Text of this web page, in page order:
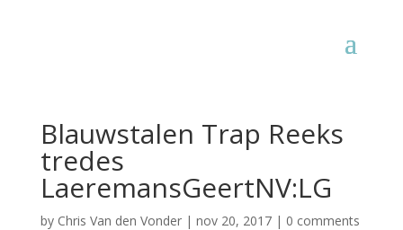
Blauwstalen Trap Reeks
tredes
LaeremansGeertNV:LG
by Chris Van den Vonder| nov 20, 2017| 0 comments